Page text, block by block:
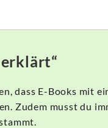
dass E-Books mit
Zudem musst du